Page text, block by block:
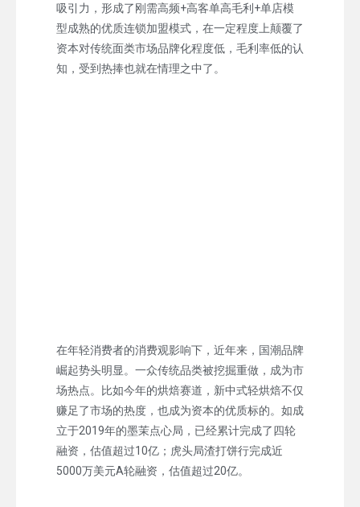
吸引力，形成了刚需高频+高客单高毛利+单店模
型成熟的优质连锁加盟模式，在一定程度上颠覆了
资本对传统面类市场品牌化程度低，毛利率低的认
知，受到热捧也就在情理之中了。
在年轻消费者的消费观影响下，近年来，国潮品牌
崛起势头明显。一众传统品类被挖掘重做，成为市
场热点。比如今年的烘焙赛道，新中式轻烘焙不仅
赚足了市场的热度，也成为资本的优质标的。如成
立于2019年的墨茉点心局，已经累计完成了四轮
融资，估值超过10亿；虎头局渣打饼行完成近
5000万美元A轮融资，估值超过20亿。